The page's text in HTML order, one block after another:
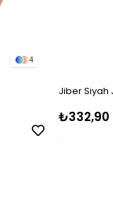
4
Jiber Siyah
₺332,90